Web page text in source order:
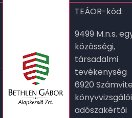
TEÁOR-kód:
9499 M.n.s.
közösségi,
társadalmi
tevékenység
6920
adószakértői